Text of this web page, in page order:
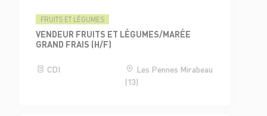
FRUITS ET LÉGUMES
VENDEUR FRUITS ET LÉGUMES/MARÉE
GRAND FRAIS (H/F)
CDI
Les Pennes Mirabeau
(13)